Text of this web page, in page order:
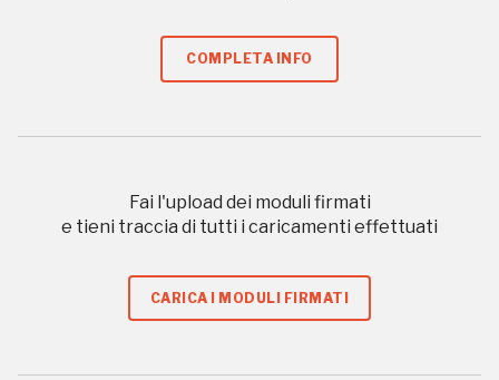
COMPLETA INFO
Fai l'upload dei moduli firmati
e tieni traccia di tutti i caricamenti effettuati
CARICA I MODULI FIRMATI
Registrati alla newsletter
Accedi alle informazioni per te più interessanti,
a quelle inerenti i luoghi più vicini e gli eventi
organizzati